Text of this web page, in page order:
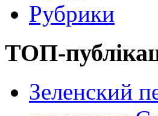
Рубрики
ТОП-
Зеленский